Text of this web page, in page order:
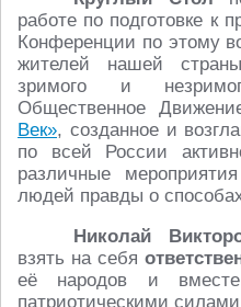
работе по подготовке к
Конференции по этому
жителей нашей
зримого и
Общественное
Век», созданное и
по всей России
различные
людей правды о
Николай
взять на себя
её народов и
патриотическими